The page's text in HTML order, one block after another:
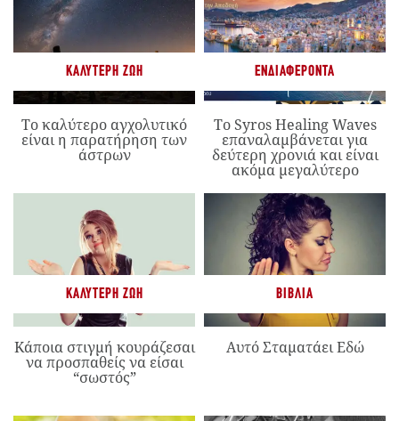
ΚΑΛΎΤΕΡΗ ΖΩΉ
Το καλύτερο αγχολυτικό
είναι η παρατήρηση των
άστρων
ΕΝΔΙΑΦΈΡΟΝΤΑ
Το Syros Healing Waves
επαναλαμβάνεται για
δεύτερη χρονιά και είναι
ακόμα μεγαλύτερο
ΚΑΛΎΤΕΡΗ ΖΩΉ
Κάποια στιγμή κουράζεσαι
να προσπαθείς να είσαι
“σωστός”
ΒΙΒΛΊΑ
Αυτό Σταματάει Εδώ